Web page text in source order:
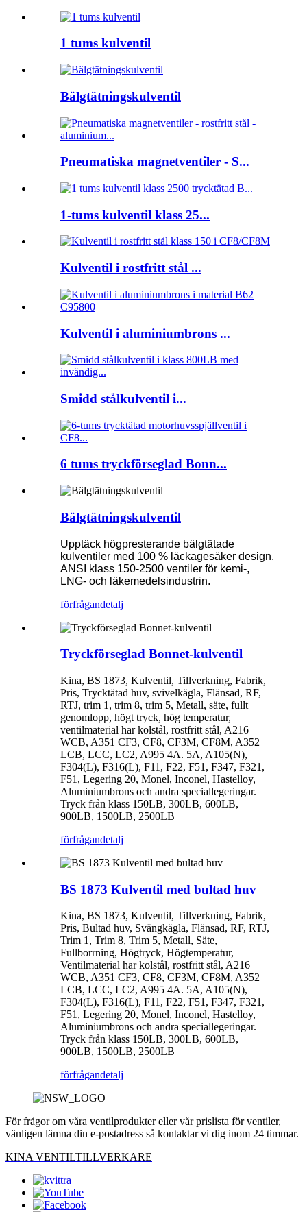
1 tums kulventil
Bälgtätningskulventil
Pneumatiska magnetventiler - S...
1-tums kulventil klass 25...
Kulventil i rostfritt stål ...
Kulventil i aluminiumbrons ...
Smidd stålkulventil i...
6 tums tryckförseglad Bonn...
Bälgtätningskulventil
Upptäck högpresterande bälgtätade
kulventiler med 100 % läckagesäker design.
ANSI klass 150-2500 ventiler för kemi-,
LNG- och läkemedelsindustrin.
förfrågandetalj
Tryckförseglad Bonnet-kulventil
Kina, BS 1873, Kulventil, Tillverkning, Fabrik,
Pris, Trycktätad huv, svivelkägla, Flänsad, RF,
RTJ, trim 1, trim 8, trim 5, Metall, säte, fullt
genomlopp, högt tryck, hög temperatur,
ventilmaterial har kolstål, rostfritt stål, A216
WCB, A351 CF3, CF8, CF3M, CF8M, A352
LCB, LCC, LC2, A995 4A. 5A, A105(N),
F304(L), F316(L), F11, F22, F51, F347, F321,
F51, Legering 20, Monel, Inconel, Hastelloy,
Aluminiumbrons och andra speciallegeringar.
Tryck från klass 150LB, 300LB, 600LB,
900LB, 1500LB, 2500LB
förfrågandetalj
BS 1873 Kulventil med bultad huv
Kina, BS 1873, Kulventil, Tillverkning, Fabrik,
Pris, Bultad huv, Svängkägla, Flänsad, RF, RTJ,
Trim 1, Trim 8, Trim 5, Metall, Säte,
Fullborrning, Högtryck, Högtemperatur,
Ventilmaterial har kolstål, rostfritt stål, A216
WCB, A351 CF3, CF8, CF3M, CF8M, A352
LCB, LCC, LC2, A995 4A. 5A, A105(N),
F304(L), F316(L), F11, F22, F51, F347, F321,
F51, Legering 20, Monel, Inconel, Hastelloy,
Aluminiumbrons och andra speciallegeringar.
Tryck från klass 150LB, 300LB, 600LB,
900LB, 1500LB, 2500LB
förfrågandetalj
För frågor om våra ventilprodukter eller vår prislista för ventiler,
vänligen lämna din e-postadress så kontaktar vi dig inom 24 timmar.
KINA VENTILTILLVERKARE